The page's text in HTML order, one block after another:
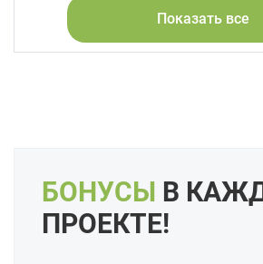
Alvic / УФ лак
Форма кухни: Угловая С барной
Встроенные
Интегрированные
С встроенной техникой
Показать все
БОНУСЫ В
ПРОЕКТЕ!